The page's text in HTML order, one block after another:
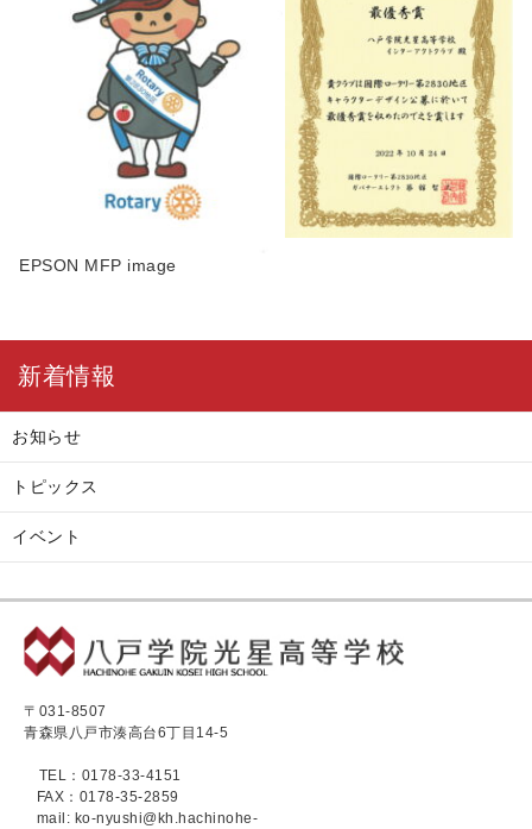
EPSON MFP image
新着情報
お知らせ
トピックス
イベント
〒031-8507
青森県八戸市湊高台6丁目14-5
TEL：0178-33-4151
FAX：0178-35-2859
mail: ko-nyushi@kh.hachinohe-